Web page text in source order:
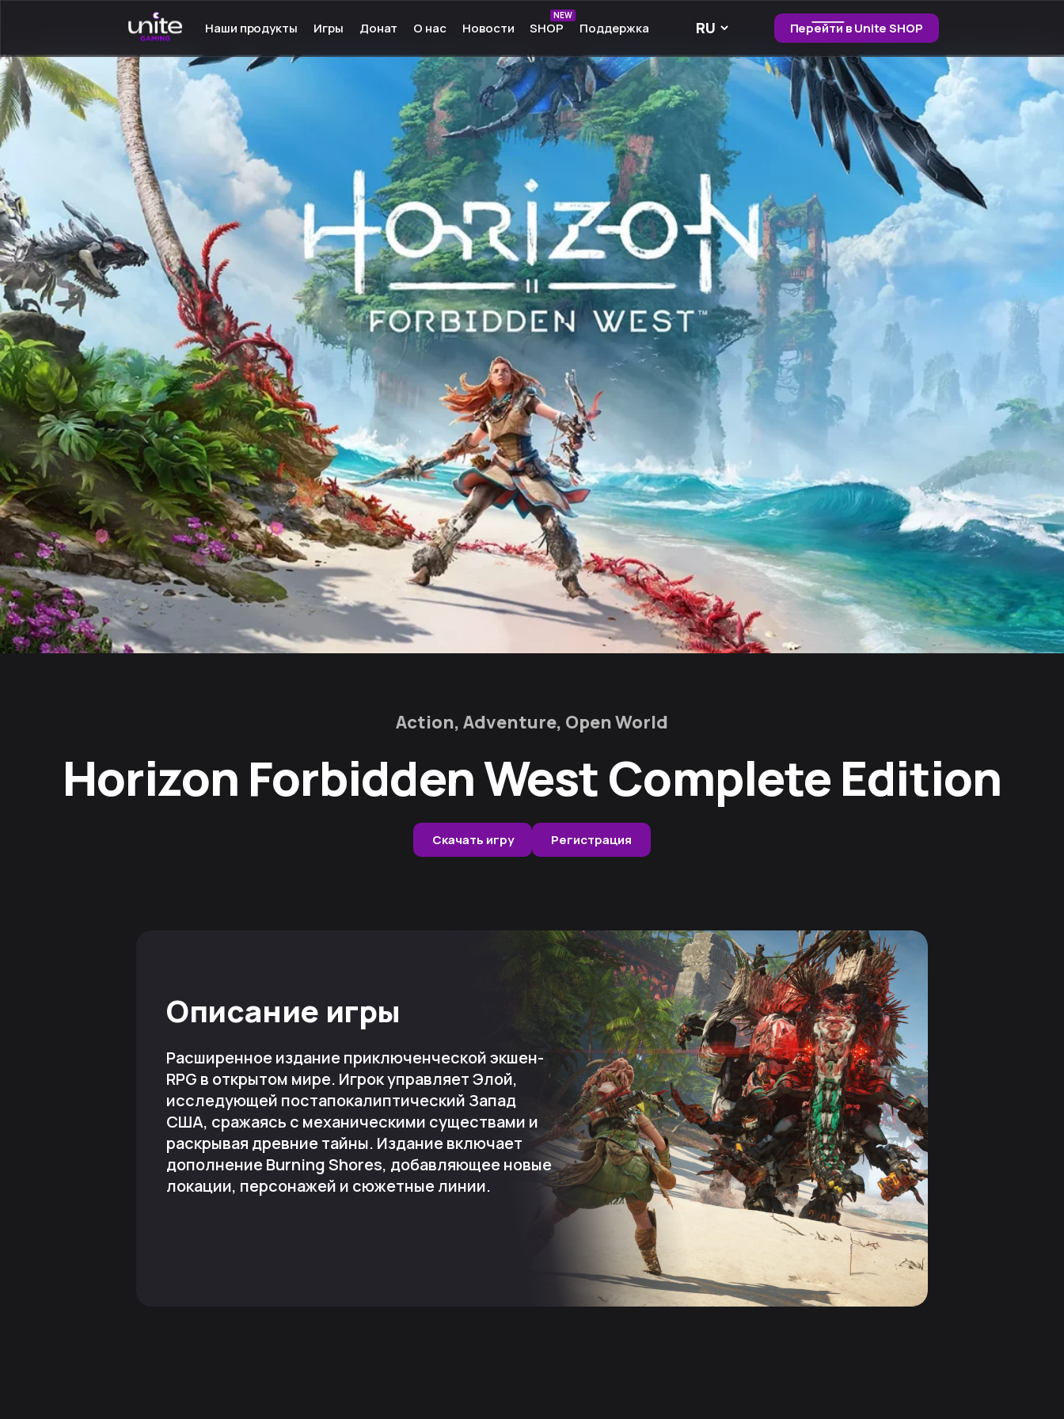
Наши продукты
Launcher для PC
Launcher для Android
TeamSpeak для PC
Mumble для Android
Покупка игр
Ключ - Steam
Игры
Одиночные игры
Программы для игр
Игры на Android
Инструкции к играм
Донат О нас
О нас
Команда
Культура
Партнёры
Карьера
Ресурсы
Сообщество
Новости SHOP
NEW
Поддержка Перейти в Unite SHOP
Action, Adventure, Open World
Horizon Forbidden West Complete Edition
Скачать игру Регистрация
Описание игры
Расширенное издание приключенческой экшен-
RPG в открытом мире. Игрок управляет Элой,
исследующей постапокалиптический Запад
США, сражаясь с механическими существами и
раскрывая древние тайны. Издание включает
дополнение Burning Shores, добавляющее новые
локации, персонажей и сюжетные линии.